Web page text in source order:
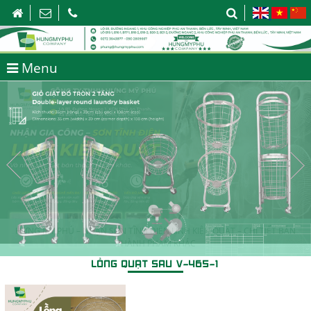
Menu
HƯNG MỸ PHÚ – NHẬN SƠN TĨNH ĐIỆN LINH KIỆN QUẠT – CHI TIẾT BÁN
THÀNH PHẨM KHÁC
LỒNG QUẠT SAU V-465-1